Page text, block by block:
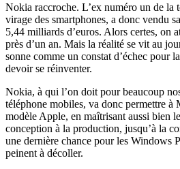
Nokia raccroche. L’ex numéro un de la
virage des smartphones, a donc vendu
5,44 milliards d’euros. Alors certes, on
près d’un an. Mais la réalité se vit au
sonne comme un constat d’échec pour
devoir se réinventer.
Nokia, à qui l’on doit pour beaucoup
téléphone mobiles, va donc permettre à
modèle Apple, en maîtrisant aussi bien
conception à la production, jusqu’à la
une dernière chance pour les Windows
peinent à décoller.